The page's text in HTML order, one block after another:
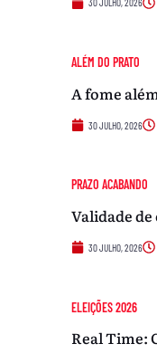
30 JULHO, 2026
ALÉM DO PRATO
A fome
30 JULHO, 2026
PRAZO ACABANDO
Validade
30 JULHO, 2026
ELEIÇÕES 2026
Real Time: